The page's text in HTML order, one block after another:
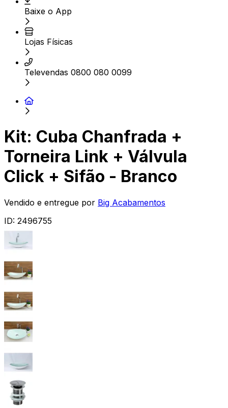
Baixe o App
Lojas Físicas
Televendas 0800 080 0099
Kit: Cuba Chanfrada +
Torneira Link + Válvula
Click + Sifão - Branco
Vendido e entregue por Big Acabamentos
ID: 2496755